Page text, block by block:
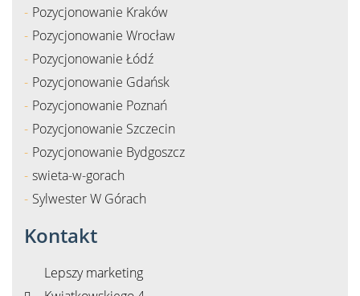
Pozycjonowanie Kraków
Pozycjonowanie Wrocław
Pozycjonowanie Łódź
Pozycjonowanie Gdańsk
Pozycjonowanie Poznań
Pozycjonowanie Szczecin
Pozycjonowanie Bydgoszcz
swieta-w-gorach
Sylwester W Górach
Kontakt
Lepszy marketing